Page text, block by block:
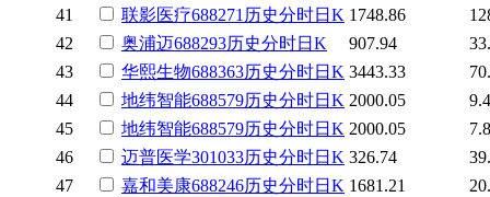
41
联影医疗688271 历史分时日K 1748.86
42
奥浦迈688293历史分时日K 907.94
43
华熙生物688363历史分时日K 3443.33
44
地纬智能688579历史分时日K 2000.05
45
地纬智能688579历史分时日K 2000.05
46
迈普医学301033历史分时日K 326.74
47
嘉和美康688246历史分时日K 1681.21